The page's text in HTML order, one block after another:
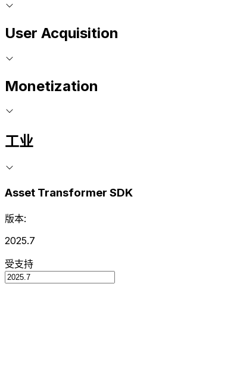
User Acquisition
Monetization
工业
Asset Transformer SDK
版本:
2025.7
受支持